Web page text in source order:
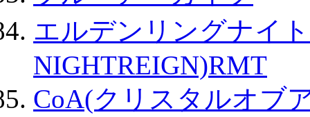
エルデンリングナイ
NIGHTREIGN)RMT
CoA(クリスタルオブ